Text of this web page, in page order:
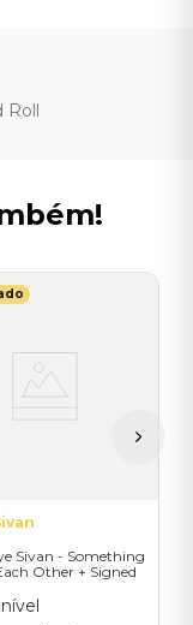
Roll
Sivan - Something
Other + Signed